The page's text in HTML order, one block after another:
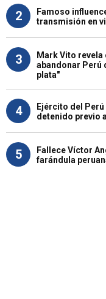
2
Famoso
transmisión en
3
Mark Vito revela
abandonar Perú
plata"
4
Ejército del
detenido previo
5
Fallece Víctor
farándula